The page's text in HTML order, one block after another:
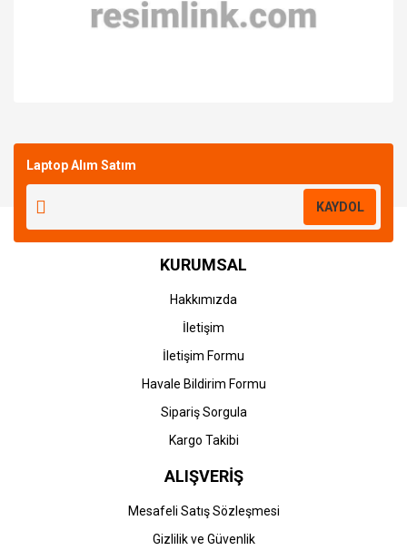
Laptop Alım Satım
KAYDOL
KURUMSAL
Hakkımızda
İletişim
İletişim Formu
Havale Bildirim Formu
Sipariş Sorgula
Kargo Takibi
ALIŞVERİŞ
Mesafeli Satış Sözleşmesi
Gizlilik ve Güvenlik